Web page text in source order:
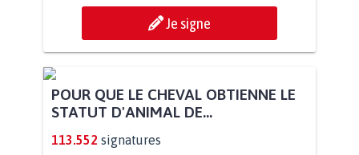
Je signe